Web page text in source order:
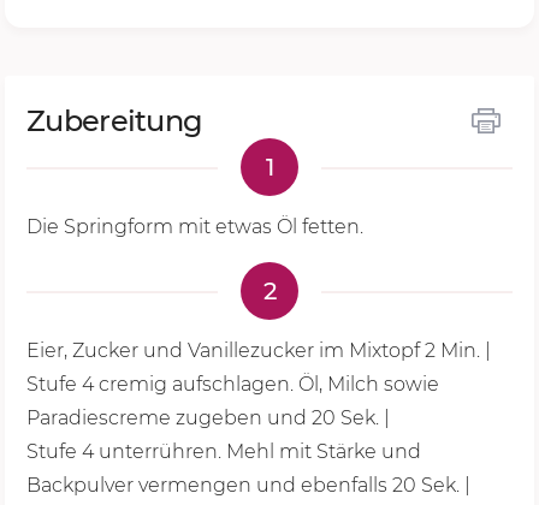
Zubereitung
1
Die Springform mit etwas Öl fetten.
2
Eier, Zucker und Vanillezucker im Mixtopf2 Min.
Stufe 4cremig aufschlagen. Öl, Milch sowie
Paradiescreme zugeben und 20 Sek.
Stufe 4 unterrühren. Mehl mit Stärke und
Backpulver vermengen und ebenfalls 20 Sek.